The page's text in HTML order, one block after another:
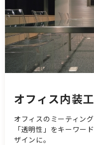
オフィス内装
オフィスのミーティング
「透明性」をキーワー
ザインに。